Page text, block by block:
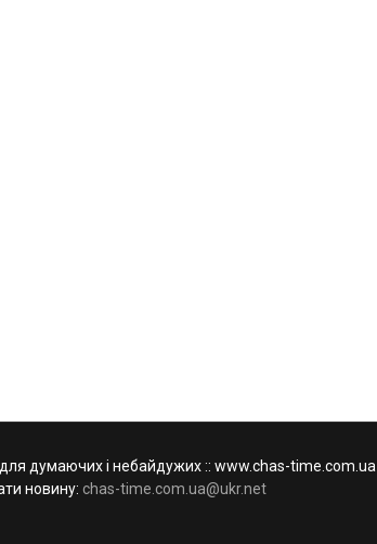
думаючих і небайдужих :: www.chas-time.com.ua
новину: chas-time.com.ua@ukr.net